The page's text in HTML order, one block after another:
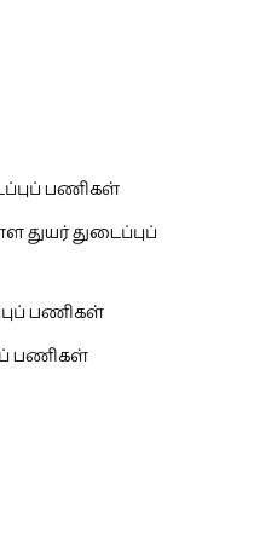
பணிகள்
துடைப்புப்
பணிகள்
பணிகள்